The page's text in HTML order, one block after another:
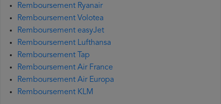
Remboursement Ryanair
Remboursement Volotea
Remboursement easyJet
Remboursement Lufthansa
Remboursement Tap
Remboursement Air France
Remboursement Air Europa
Remboursement KLM